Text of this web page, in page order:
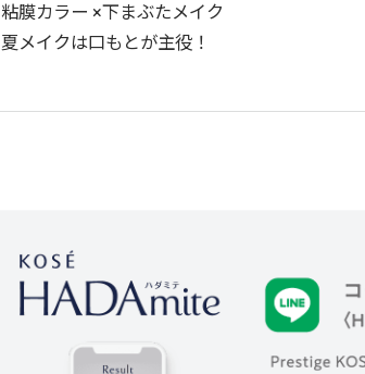
粘膜カラー ×下まぶたメイク
夏メイクは口もとが主役！